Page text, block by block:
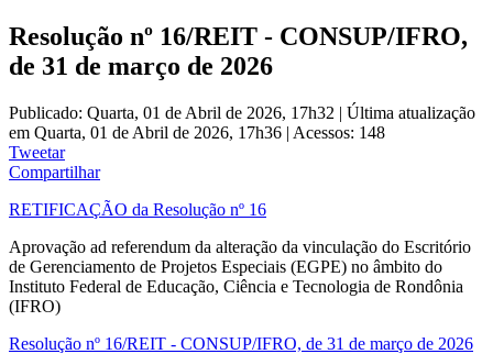
Resolução nº 16/REIT - CONSUP/IFRO,
de 31 de março de 2026
Publicado: Quarta, 01 de Abril de 2026, 17h32 | Última atualização
em Quarta, 01 de Abril de 2026, 17h36 | Acessos: 148
Tweetar
Compartilhar
RETIFICAÇÃO da Resolução nº 16
Aprovação ad referendum da alteração da vinculação do Escritório
de Gerenciamento de Projetos Especiais (EGPE) no âmbito do
Instituto Federal de Educação, Ciência e Tecnologia de Rondônia
(IFRO)
Resolução nº 16/REIT - CONSUP/IFRO, de 31 de março de 2026